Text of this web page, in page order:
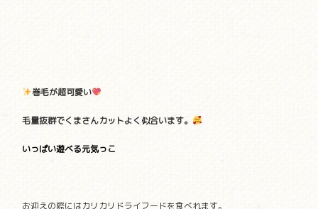
巻毛が超可愛い
毛量抜群でくまさんカットよく似合います。
いっぱい遊べる元気っこ
お迎えの際にはカリカリドライフードを食べれます。